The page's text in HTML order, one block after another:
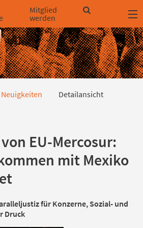
springen
springen
springen
Mitglied
werden
Neuigkeiten Detailansicht
EU-Mercosur:
mit Mexiko
für Konzerne, Sozial- und
Druck